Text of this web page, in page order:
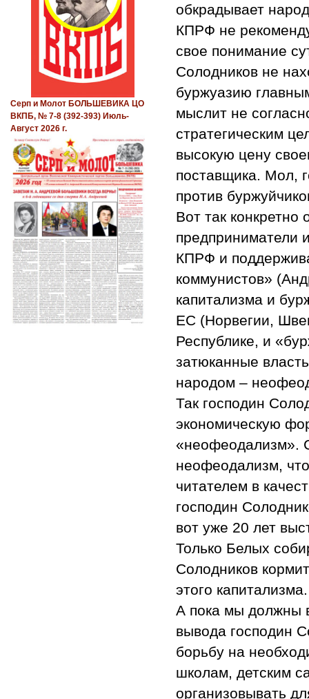
обкрадывает
КПРФ не
свое понимание
Солодников не
буржуазию
мыслит не
стратегическим
высокую цену
поставщика. Мол,
против
Вот так
предприниматели
КПРФ и
коммунистов»
капитализма и
ЕС (Норвегии,
Республике, и
затюканные
народом –
Так господин
экономическую
«неофеодализм».
неофеодализм,
читателем в
господин
вот уже 20 лет
Только Белых
Солодников
этого капитализма.
А пока мы должны
вывода господин
борьбу на
школам, детским
организовывать
Серп и Молот БОЛЬШЕВИКА ЦО
ВКПБ, № 7-8 (392-393) Июль-
Август 2026 г.